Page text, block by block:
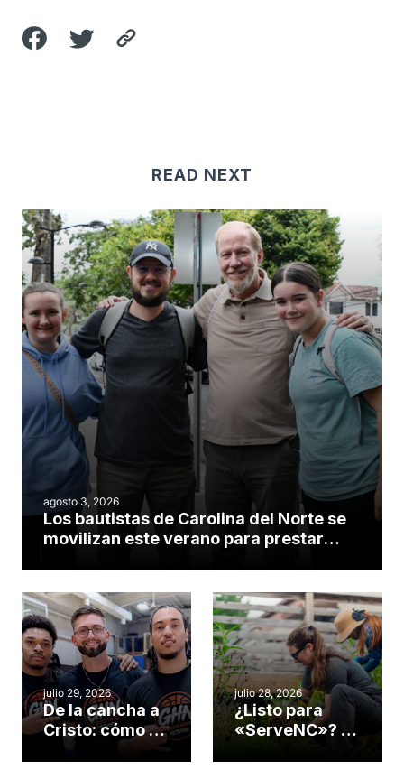
READ NEXT
agosto 3, 2026
Los bautistas de Carolina del Norte se
movilizan este verano para prestar
julio 29, 2026
De la cancha a
Cristo: cómo el
gimnasio de
julio 28, 2026
¿Listo para
«ServeNC»? 4